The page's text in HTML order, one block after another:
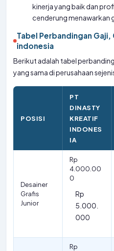
kinerja yang baik dan
cenderung menawarkan
Tabel Perbandingan
indonesia
Berikut adalah tabel
yang sama di perusahaan
POSISI
PT
DINASTY
KREATIF
INDONES
IA
Desainer
Grafis
Junior
Rp
4.000.00
0
Rp
5.000.
000
Rp